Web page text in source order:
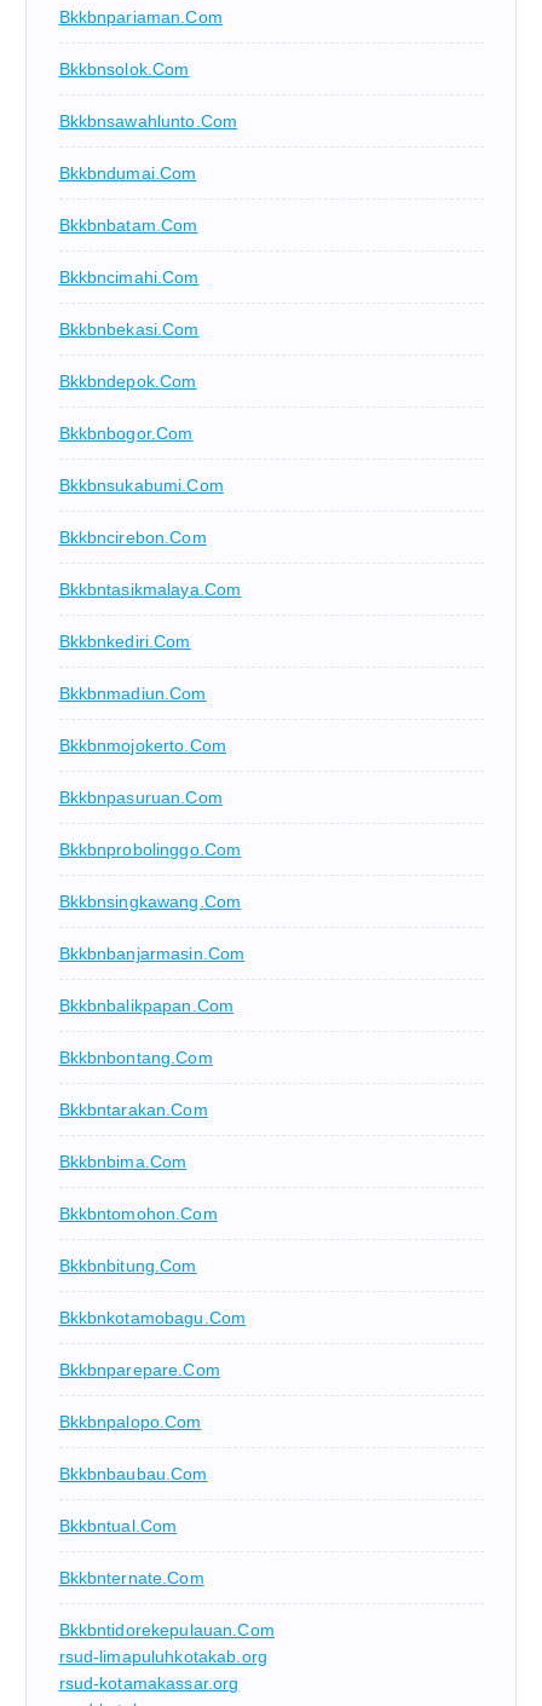
Bkkbnpariaman.com
Bkkbnsolok.com
Bkkbnsawahlunto.com
Bkkbndumai.com
Bkkbnbatam.com
Bkkbncimahi.com
Bkkbnbekasi.com
Bkkbndepok.com
Bkkbnbogor.com
Bkkbnsukabumi.com
Bkkbncirebon.com
Bkkbntasikmalaya.com
Bkkbnkediri.com
Bkkbnmadiun.com
Bkkbnmojokerto.com
Bkkbnpasuruan.com
Bkkbnprobolinggo.com
Bkkbnsingkawang.com
Bkkbnbanjarmasin.com
Bkkbnbalikpapan.com
Bkkbnbontang.com
Bkkbntarakan.com
Bkkbnbima.com
Bkkbntomohon.com
Bkkbnbitung.com
Bkkbnkotamobagu.com
Bkkbnparepare.com
Bkkbnpalopo.com
Bkkbnbaubau.com
Bkkbntual.com
Bkkbnternate.com
Bkkbntidorekepulauan.com
rsud-limapuluhkotakab.org
rsud-kotamakassar.org